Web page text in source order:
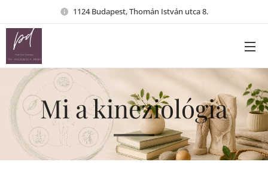
1124 Budapest, Thomán István utca 8.
Mi a kineziológia